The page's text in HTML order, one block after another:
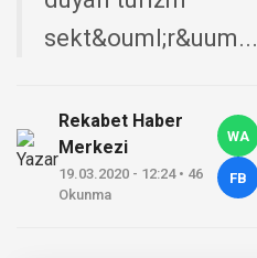
sekt&ouml;r&uum...
Rekabet Haber
Merkezi
19.03.2020 - 12:24 • 46
Okunma
WA
FB